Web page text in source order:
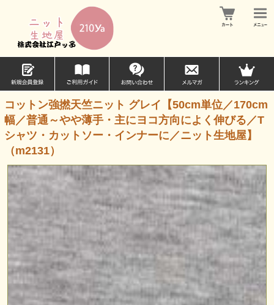
コットン強撚天竺ニット グレイ【50cm単位／170cm
幅／普通～やや薄手・主にヨコ方向によく伸びる／T
シャツ・カットソー・インナーに／ニット生地屋】
（m2131）